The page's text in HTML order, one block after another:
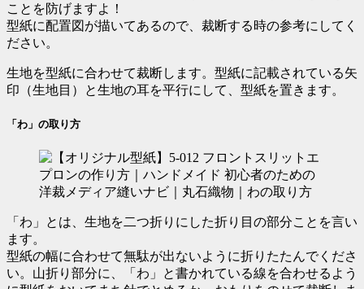
ことを防げますよ！
型紙に配置図が描いてあるので、裁断する時の参考にしてく
ださい。
生地を型紙に合わせて裁断します。型紙に記載されている矢
印（生地目 ）と生地の耳を平行にして、型紙を置きます。
「わ」の取り方
「わ」とは、生地を二つ折りにした折り目の部分ことを言い
ます。
型紙の幅に合わせて無駄が出ないように折りたたんでくださ
い。山折り部分に、「わ」と書かれている線を合わせるよう